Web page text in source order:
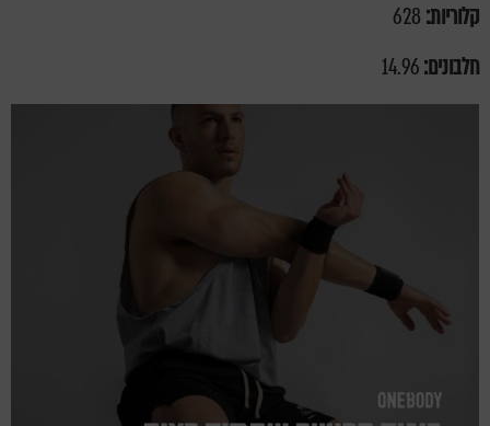
קלוריות:
חלבונים: